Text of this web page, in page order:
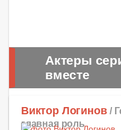
Актеры
вместе
Виктор Логинов /
главная роль